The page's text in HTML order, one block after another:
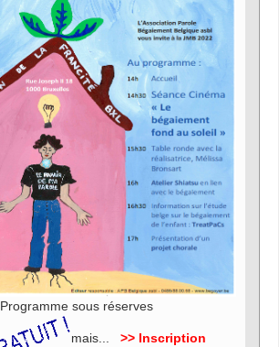
Programme sous réserves
mais... >> Inscription